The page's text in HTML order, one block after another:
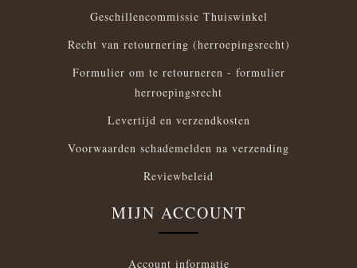
Geschillencommissie Thuiswinkel
Recht van retournering (herroepingsrecht)
Formulier om te retourneren - formulier
herroepingsrecht
Levertijd en verzendkosten
Voorwaarden schademelden na verzending
Reviewbeleid
MIJN ACCOUNT
Account informatie